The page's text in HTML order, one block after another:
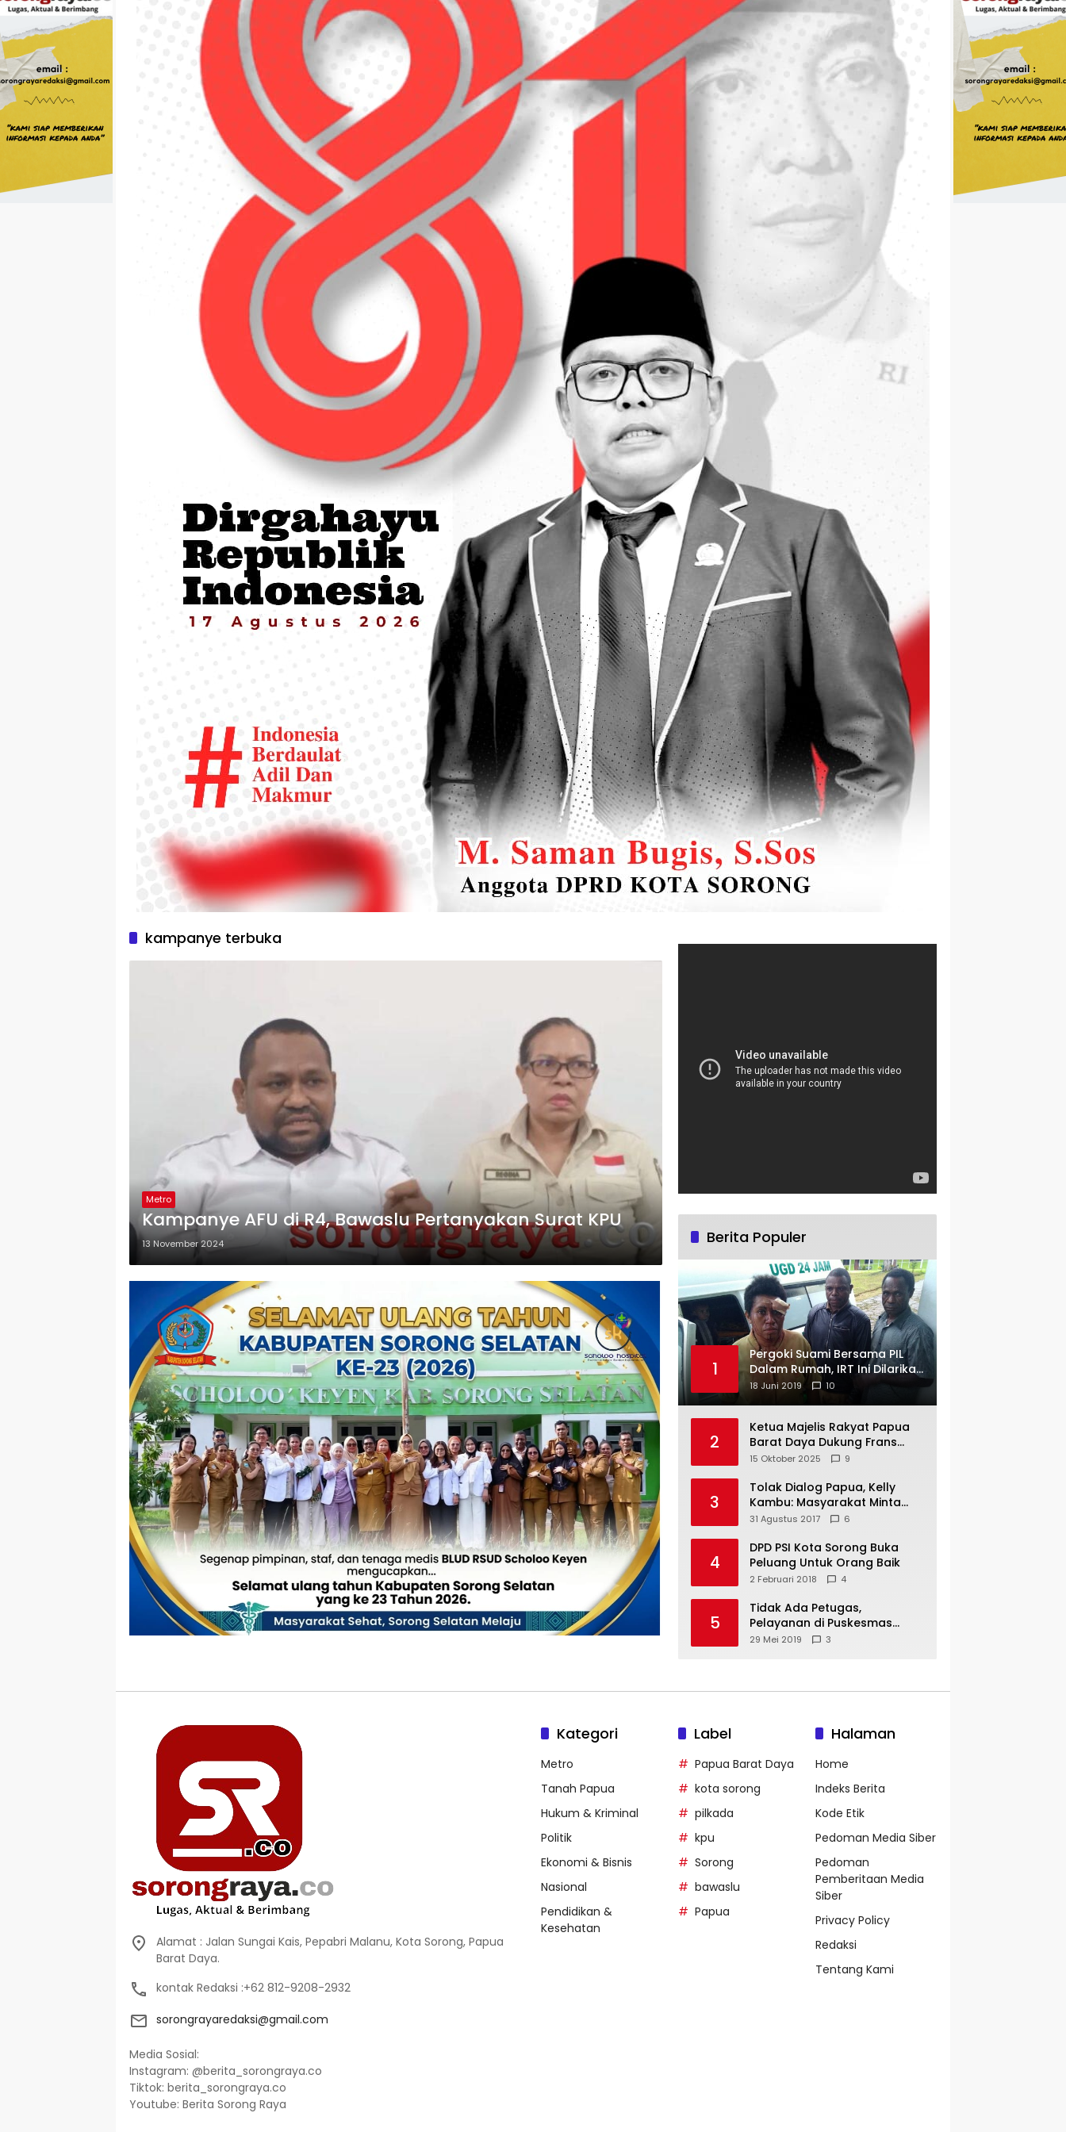
kampanye terbuka
Metro
Kampanye AFU di R4, Bawaslu Pertanyakan Surat KPU
13 November 2024 Berita Populer
1
Pergoki Suami Bersama PIL
Dalam Rumah, IRT Ini Dilarikan
ke RS
18 Juni 2019 10
2
Ketua Majelis Rakyat Papua
Barat Daya Dukung Frans
Pigome Sebagai Presidir PT
15 Oktober 2025 9
3
Tolak Dialog Papua, Kelly
Kambu: Masyarakat Minta
Pemekaran
31 Agustus 2017 6
4
DPD PSI Kota Sorong Buka
Peluang Untuk Orang Baik
2 Februari 2018 4
5
Tidak Ada Petugas,
Pelayanan di Puskesmas
Mare-Maybrat Lumpuh
29 Mei 2019 3
Alamat : Jalan Sungai Kais, Pepabri Malanu, Kota Sorong, Papua
Barat Daya.
kontak Redaksi :+62 812-9208-2932
sorongrayaredaksi@gmail.com
Media Sosial:
Instagram: @berita_sorongraya.co
Tiktok: berita_sorongraya.co
Youtube: Berita Sorong Raya
Kategori
Metro
Tanah Papua
Hukum & Kriminal
Politik
Ekonomi & Bisnis
Nasional
Pendidikan &
Kesehatan
Label
Papua Barat Daya
kota sorong
pilkada
kpu
Sorong
bawaslu
Papua
Halaman
Home
Indeks Berita
Kode Etik
Pedoman Media Siber
Pedoman
Pemberitaan Media
Siber
Privacy Policy
Redaksi
Tentang Kami